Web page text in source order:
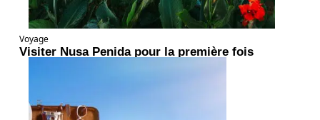
Voyage
Visiter Nusa Penida pour la première fois